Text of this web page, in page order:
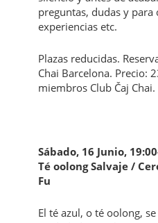
preguntas, dudas y
experiencias etc.
Plazas reducidas.
Chai Barcelona. Precio:
miembros Club Čaj Chai.
Sábado, 16 Junio,
Té oolong Salvaje /
Fu
El té azul, o té oolong,